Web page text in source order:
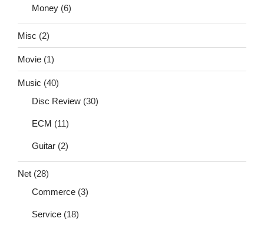
Money (6)
Misc (2)
Movie (1)
Music (40)
Disc Review (30)
ECM (11)
Guitar (2)
Net (28)
Commerce (3)
Service (18)